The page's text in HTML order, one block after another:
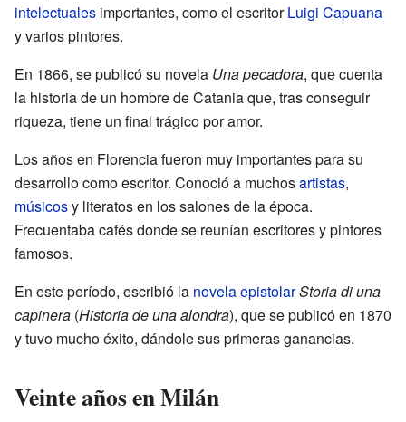
intelectuales importantes, como el escritorLuigi Capuana
y varios pintores.
En 1866, se publicó su novela Una pecadora, que cuenta
la historia de un hombre de Catania que, tras conseguir
riqueza, tiene un final trágico por amor.
Los años en Florencia fueron muy importantes para su
desarrollo como escritor. Conoció a muchosartistas,
músicosy literatos en los salones de la época.
Frecuentaba cafés donde se reunían escritores y pintores
famosos.
En este período, escribió la novela epistolarStoria di una
capinera (Historia de una alondra), que se publicó en 1870
y tuvo mucho éxito, dándole sus primeras ganancias.
Veinte años en Milán